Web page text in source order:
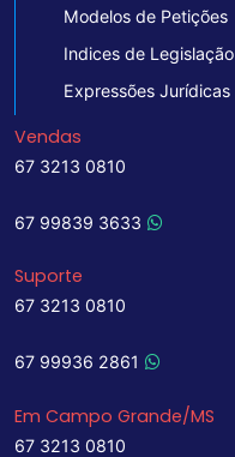
Modelos de Petições
Indices de Legislação
Expressões Jurídicas
Vendas
67 3213 0810
67 99839 3633
Suporte
67 3213 0810
67 99936 2861
Em Campo Grande/MS
67 3213 0810